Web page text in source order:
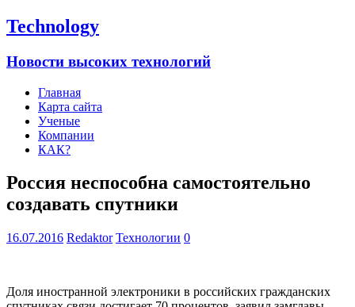
Technology
Новости высоких технологий
Главная
Карта сайта
Ученые
Компании
КАК?
Россия неспособна самостоятельно
создавать спутники
16.07.2016 Redaktor Технологии 0
Доля иностранной электроники в российских гражданских